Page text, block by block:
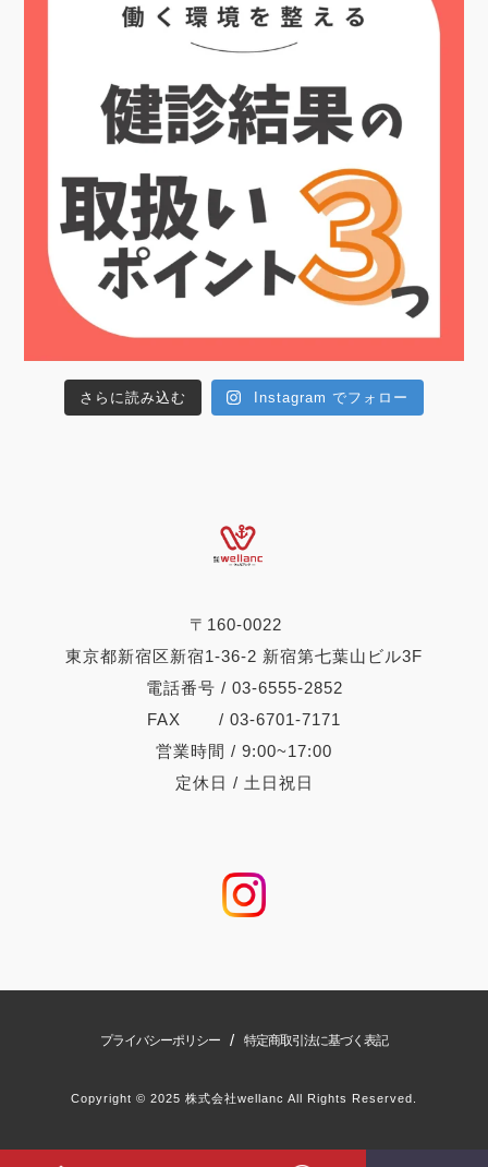
〒160-0022
東京都新宿区新宿1-36-2 新宿第七葉山ビル3F
電話番号 / 03-6555-2852
FAX / 03-6701-7171
営業時間 / 9:00~17:00
定休日 / 土日祝日
さらに読み込む Instagram でフォロー
プライバシーポリシー / 特定商取引法に基づく表記
Copyright © 2025 株式会社wellanc All Rights Reserved.